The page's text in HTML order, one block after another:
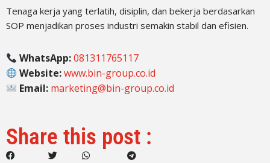
Tenaga kerja yang terlatih, disiplin, dan bekerja berdasarkan
SOP menjadikan proses industri semakin stabil dan efisien.
WhatsApp:081311765117
Website:www.bin-group.co.id
Email: marketing@bin-group.co.id
Share this post :